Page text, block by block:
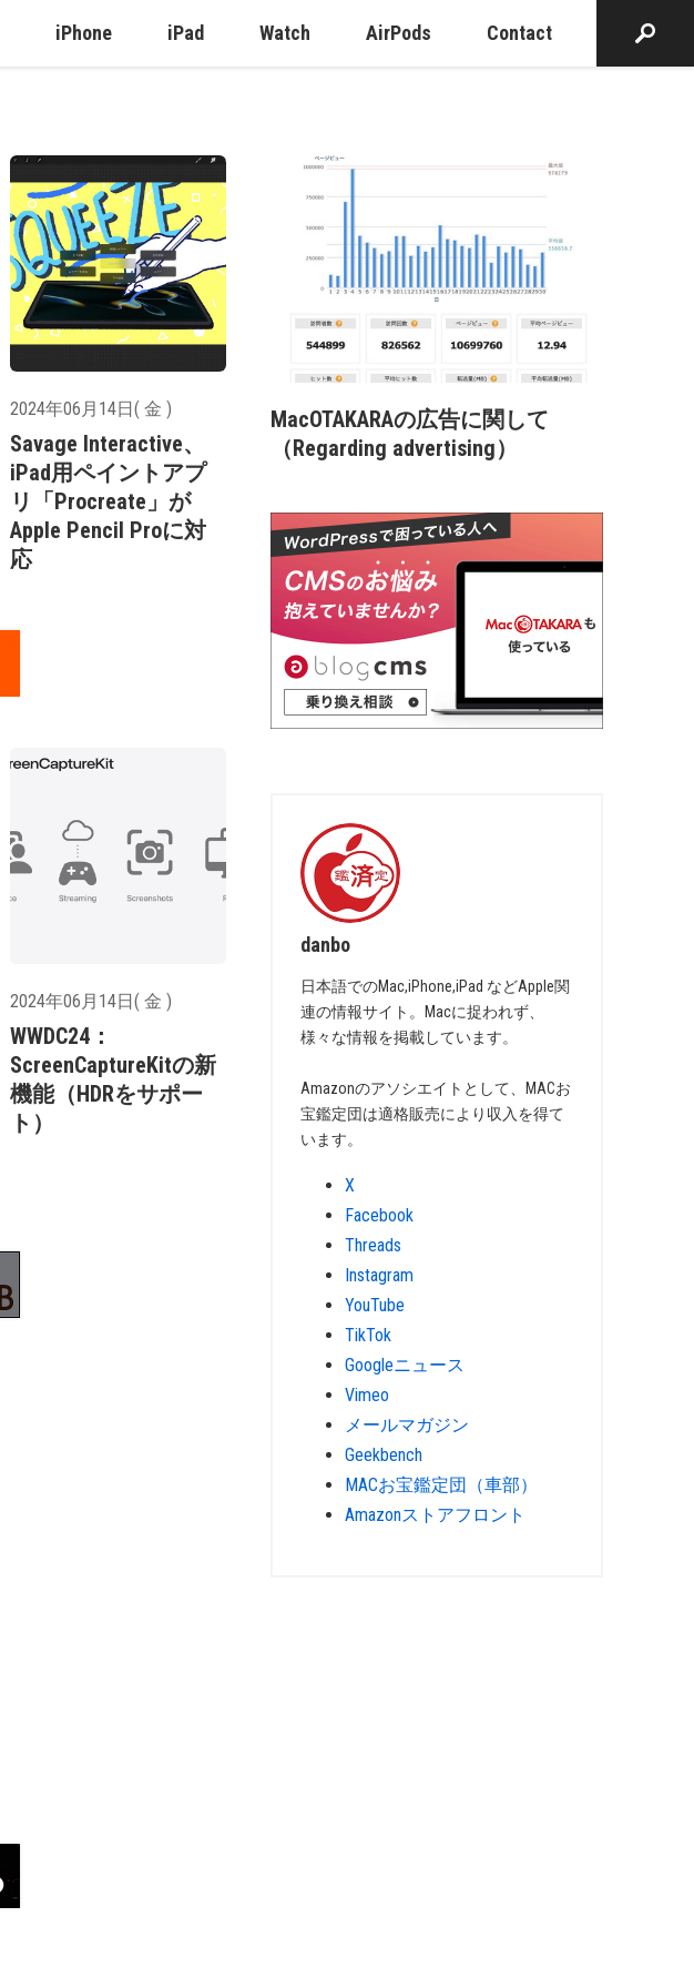
iPhone iPad Watch AirPods Contact
2024年06月14日( 金 )
Savage Interactive、
iPad用ペイントアプ
リ「Procreate」が
Apple Pencil Proに対
応
2024年06月14日( 金 )
WWDC24：
ScreenCaptureKitの新
機能（HDRをサポー
ト）
MacOTAKARAの広告に関して
（Regarding advertising）
danbo
日本語でのMac,iPhone,iPad などApple関
連の情報サイト。Macに捉われず、
様々な情報を掲載しています。
Amazonのアソシエイトとして、MACお
宝鑑定団は適格販売により収入を得て
います。
X
Facebook
Threads
Instagram
YouTube
TikTok
Googleニュース
Vimeo
メールマガジン
Geekbench
MACお宝鑑定団（車部）
Amazonストアフロント